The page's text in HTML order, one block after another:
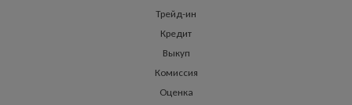
Трейд-ин
Кредит
Выкуп
Комиссия
Оценка